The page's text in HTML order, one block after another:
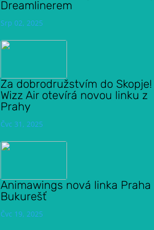
Dreamlinerem
Srp 02, 2025
Za dobrodružstvím do Skopje!
Wizz Air otevírá novou linku z
Prahy
Čvc 31, 2025
Animawings nová linka Praha
Bukurešť
Čvc 19, 2025